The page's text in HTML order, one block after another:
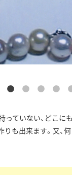
ていない、どこ
も出来ます。又